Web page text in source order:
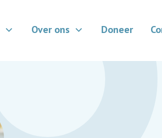
Over ons Doneer